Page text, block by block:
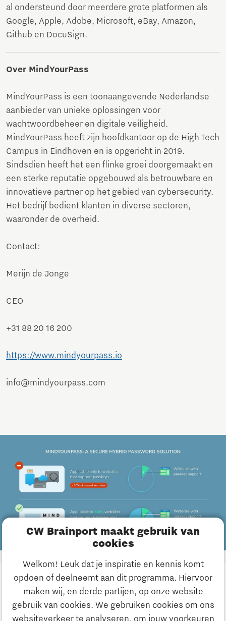
CW Brainport maakt gebruik van
cookies
Welkom! Leuk dat je inspiratie en kennis komt
opdoen of deelneemt aan dit programma. Hiervoor
maken wij, en derde partijen, op onze website
gebruik van cookies. We gebruiken cookies om ons
websiteverkeer te analyseren, om jouw voorkeuren
al ondersteund door meerdere grote platformen als
Google, Apple, Adobe, Microsoft, eBay, Amazon,
Github en DocuSign.
Over MindYourPass
MindYourPass is een toonaangevende Nederlandse
aanbieder van unieke oplossingen voor
wachtwoordbeheer en digitale veiligheid.
MindYourPass heeft zijn hoofdkantoor op de High Tech
Campus in Eindhoven en is opgericht in 2019.
Sindsdien heeft het een flinke groei doorgemaakt en
een sterke reputatie opgebouwd als betrouwbare en
innovatieve partner op het gebied van cybersecurity.
Het bedrijf bedient klanten in diverse sectoren,
waaronder de overheid.
Contact:
Merijn de Jonge
CEO
+31 88 20 16 200
https://www.mindyourpass.io
info@mindyourpass.com
Volg ons